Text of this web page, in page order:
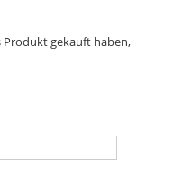
Produkt gekauft haben,